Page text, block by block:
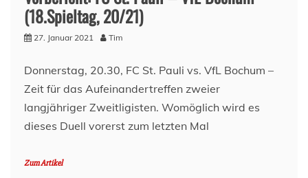
(18.Spieltag, 20/21)
27. Januar 2021 Tim
Donnerstag, 20.30, FC St. Pauli vs. VfL Bochum –
Zeit für das Aufeinandertreffen zweier
langjähriger Zweitligisten. Womöglich wird es
dieses Duell vorerst zum letzten Mal
Zum Artikel